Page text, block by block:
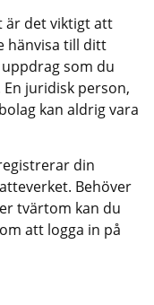
är det viktigt att
hänvisa till ditt
som du
juridisk person,
kan aldrig vara
din
Behöver
tvärtom kan du
att logga in på